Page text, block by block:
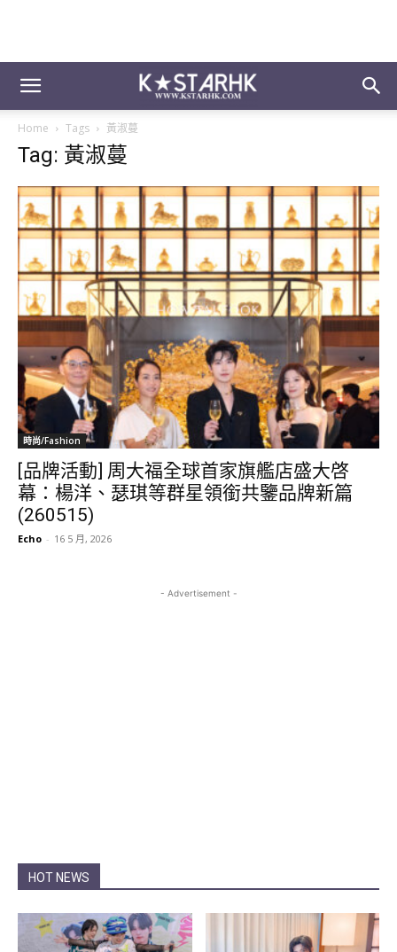
Home Tags 黃淑蔓
Tag: 黃淑蔓
時尚/Fashion
[品牌活動] 周大福全球首家旗艦店盛大啓
幕：楊洋、瑟琪等群星領銜共鑒品牌新篇
(260515)
Echo - 16 5 月, 2026
- Advertisement -
HOT NEWS